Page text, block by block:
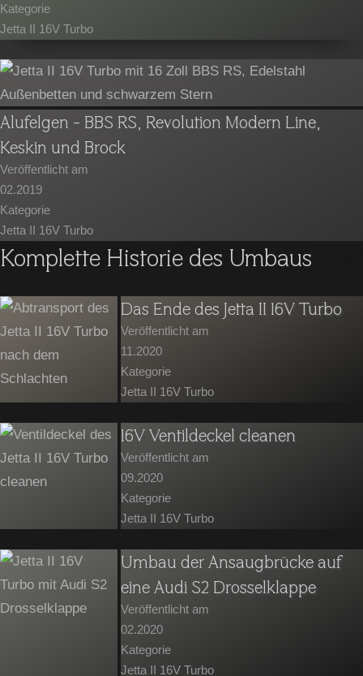
Kategorie
Jetta II 16V Turbo
Alufelgen - BBS RS, Revolution Modern Line,
Keskin und Brock
Veröffentlicht am
02.2019
Kategorie
Jetta II 16V Turbo
Komplette Historie des Umbaus
Das Ende des Jetta II 16V Turbo
Veröffentlicht am
11.2020
Kategorie
Jetta II 16V Turbo
16V Ventildeckel cleanen
Veröffentlicht am
09.2020
Kategorie
Jetta II 16V Turbo
Umbau der Ansaugbrücke auf
eine Audi S2 Drosselklappe
Veröffentlicht am
02.2020
Kategorie
Jetta II 16V Turbo